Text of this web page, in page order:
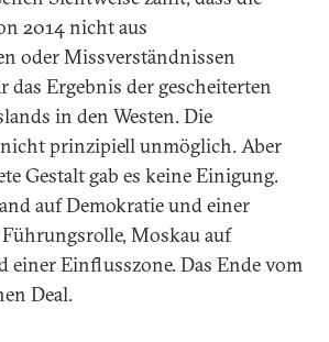
2014 nicht aus
oder Missverständnissen
das Ergebnis der gescheiterten
in den Westen. Die
prinzipiell unmöglich. Aber
Gestalt gab es keine Einigung.
auf Demokratie und einer
Moskau auf
einer Einflusszone. Das Ende vom
Deal.